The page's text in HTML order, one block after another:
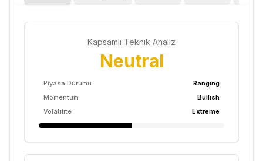
Kapsamlı Teknik Analiz
Neutral
Piyasa Durumu
Ranging
Momentum
Bullish
Volatilite
Extreme